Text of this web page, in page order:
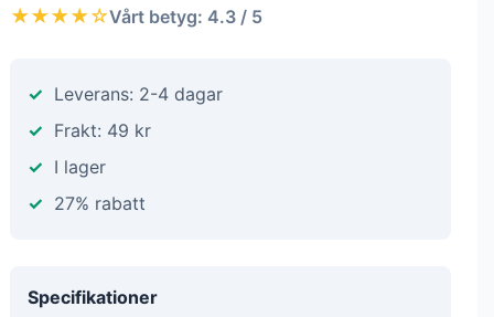
★★★★☆Vårt betyg: 4.3 / 5
Leverans: 2-4 dagar
Frakt: 49 kr
I lager
27% rabatt
Specifikationer